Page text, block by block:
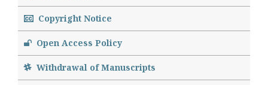
Copyright Notice
Open Access Policy
Withdrawal of Manuscripts